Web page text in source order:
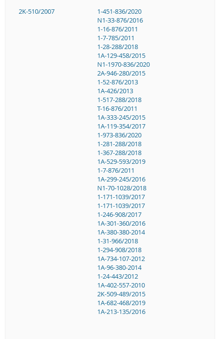
2K-510/2007
1-451-836/2020
N1-33-876/2016
1-16-876/2011
1-7-785/2011
1-28-288/2018
1A-129-458/2015
N1-1970-836/2020
2A-946-280/2015
1-52-876/2013
1A-426/2013
1-517-288/2018
T-16-876/2011
1A-333-245/2015
1A-119-354/2017
1-973-836/2020
1-281-288/2018
1-367-288/2018
1A-529-593/2019
1-7-876/2011
1A-299-245/2016
N1-70-1028/2018
1-171-1039/2017
1-171-1039/2017
1-246-908/2017
1A-301-360/2016
1A-380-380-2014
1-31-966/2018
1-294-908/2018
1A-734-107-2012
1A-96-380-2014
1-24-443/2012
1A-402-557-2010
2K-509-489/2015
1A-682-468/2019
1A-213-135/2016